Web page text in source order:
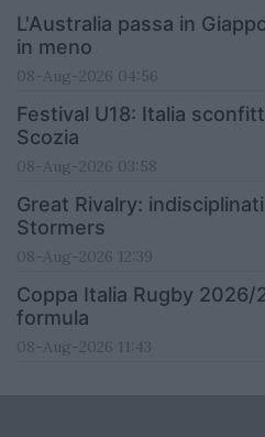
L'Australia passa in
in meno
08-Aug-2026 04:56
Festival U18: Italia
Scozia
08-Aug-2026 03:58
Great Rivalry:
Stormers
08-Aug-2026 12:39
Coppa Italia Rugby 2026/
formula
08-Aug-2026 11:43